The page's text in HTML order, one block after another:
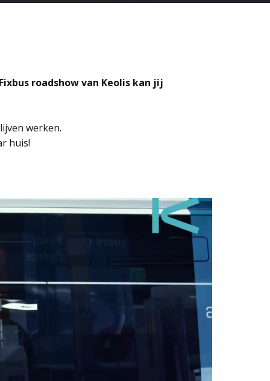
roadshow van Keolis kan jij
werken.
huis!